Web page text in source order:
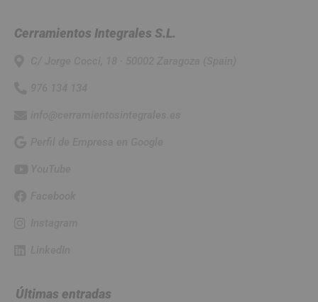
Cerramientos Integrales S.L.
Últimas entradas